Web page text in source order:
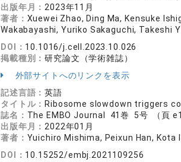
出版年月： 2023年11月
著者： Xuewei Zhao, Ding Ma, Kensuke
Wakabayashi, Yuriko Sakaguchi, Takeshi
DOI： 10.1016/j.cell.2023.10.026
掲載種別：研究論文（学術雑誌）
外部サイトへのリンクを表示
記述言語：英語
タイトル： Ribosome slowdown triggers
誌名： The EMBO Journal 41巻 5号 （頁
出版年月： 2022年01月
著者： Yuichiro Mishima, Peixun Han,
DOI： 10.15252/embj.2021109256